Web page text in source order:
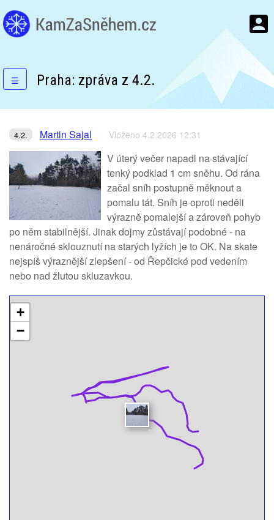
☰ Praha: zpráva z 4.2.
4.2. Martin Sajal Vloženo 4.2.2026 12:31
V úterý večer napadl na stávající
tenký podklad 1 cm sněhu. Od rána
začal sníh postupnĕ měknout a
pomalu tát. Sníh je oproti neděli
výraznĕ pomalejší a zároveň pohyb
po něm stabilnější. Jinak dojmy zůstávají podobné - na
nenáročné sklouznutí na starých lyžích je to OK. Na skate
nejspíš výraznější zlepšení - od Řepčické pod vedením
nebo nad žlutou skluzavkou.
+
−